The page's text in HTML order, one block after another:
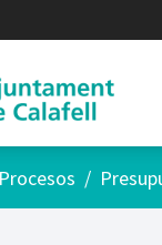
principal
Procesos /